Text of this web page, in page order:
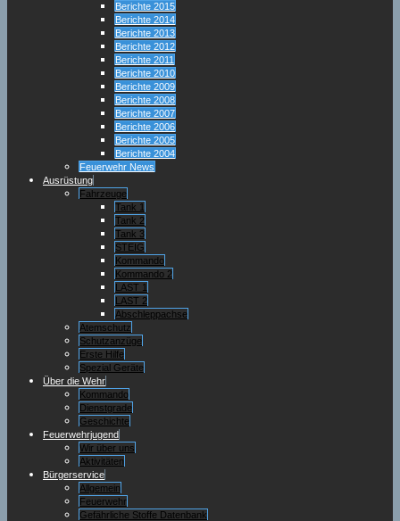
Berichte 2015
Berichte 2014
Berichte 2013
Berichte 2012
Berichte 2011
Berichte 2010
Berichte 2009
Berichte 2008
Berichte 2007
Berichte 2006
Berichte 2005
Berichte 2004
Feuerwehr News
Ausrüstung
Fahrzeuge
Tank 1
Tank 2
Tank 3
STEIG
Kommando
Kommando 2
LAST 1
LAST 2
Abschleppachse
Atemschutz
Schutzanzüge
Erste Hilfe
Spezial Geräte
Über die Wehr
Kommando
Dienstgrade
Geschichte
Feuerwehrjugend
Wir über uns
Aktivitäten
Bürgerservice
Allgemein
Feuerwehr
Gefährliche Stoffe Datenbank